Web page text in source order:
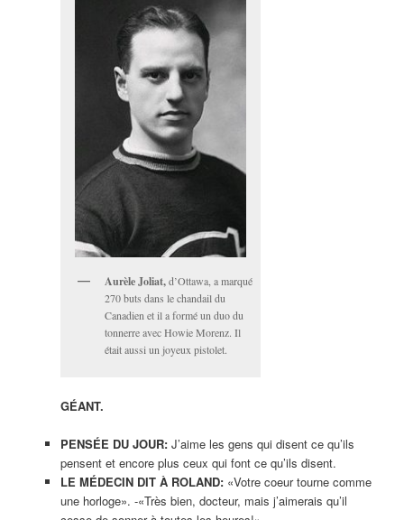
Aurèle Joliat,d’Ottawa, a marqué
270 buts dans le chandail du
Canadien et il a formé un duo du
tonnerre avec Howie Morenz. Il
était aussi un joyeux pistolet.
GÉANT.
PENSÉE DU JOUR: J’aime les gens qui disent ce qu’ils
pensent et encore plus ceux qui font ce qu’ils disent.
LE MÉDECIN DIT À ROLAND:«Votre coeur tourne comme
une horloge». -«Très bien, docteur, mais j’aimerais qu’il